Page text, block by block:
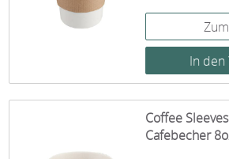
Coffee
Cafebecher